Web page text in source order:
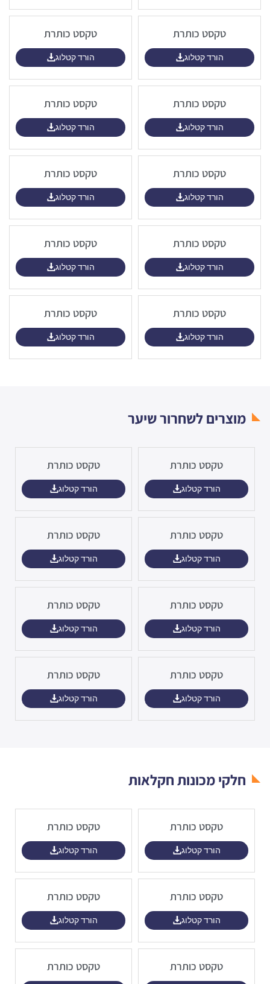
טקסט כותרת
הורד קטלוג
טקסט כותרת
הורד קטלוג
טקסט כותרת
הורד קטלוג
טקסט כותרת
הורד קטלוג
טקסט כותרת
הורד קטלוג
טקסט כותרת
הורד קטלוג
טקסט כותרת
הורד קטלוג
טקסט כותרת
הורד קטלוג
טקסט כותרת
הורד קטלוג
טקסט כותרת
הורד קטלוג
מוצרים לשחרור שיער
טקסט כותרת
הורד קטלוג
טקסט כותרת
הורד קטלוג
טקסט כותרת
הורד קטלוג
טקסט כותרת
הורד קטלוג
טקסט כותרת
הורד קטלוג
טקסט כותרת
הורד קטלוג
טקסט כותרת
הורד קטלוג
טקסט כותרת
הורד קטלוג
חלקי מכונות חקלאות
טקסט כותרת
הורד קטלוג
טקסט כותרת
הורד קטלוג
טקסט כותרת
הורד קטלוג
טקסט כותרת
הורד קטלוג
טקסט כותרת טקסט כותרת